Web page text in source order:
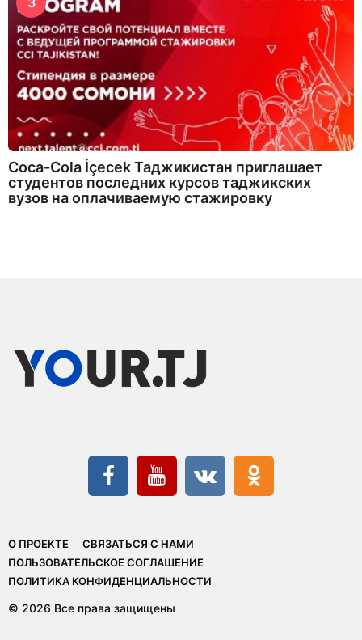
Coca-Cola İçecek Таджикистан приглашает
студентов последних курсов таджикских
вузов на оплачиваемую стажировку
О ПРОЕКТЕ
СВЯЗАТЬСЯ С НАМИ
ПОЛЬЗОВАТЕЛЬСКОЕ СОГЛАШЕНИЕ
ПОЛИТИКА КОНФИДЕНЦИАЛЬНОСТИ
© 2026 Все права защищены